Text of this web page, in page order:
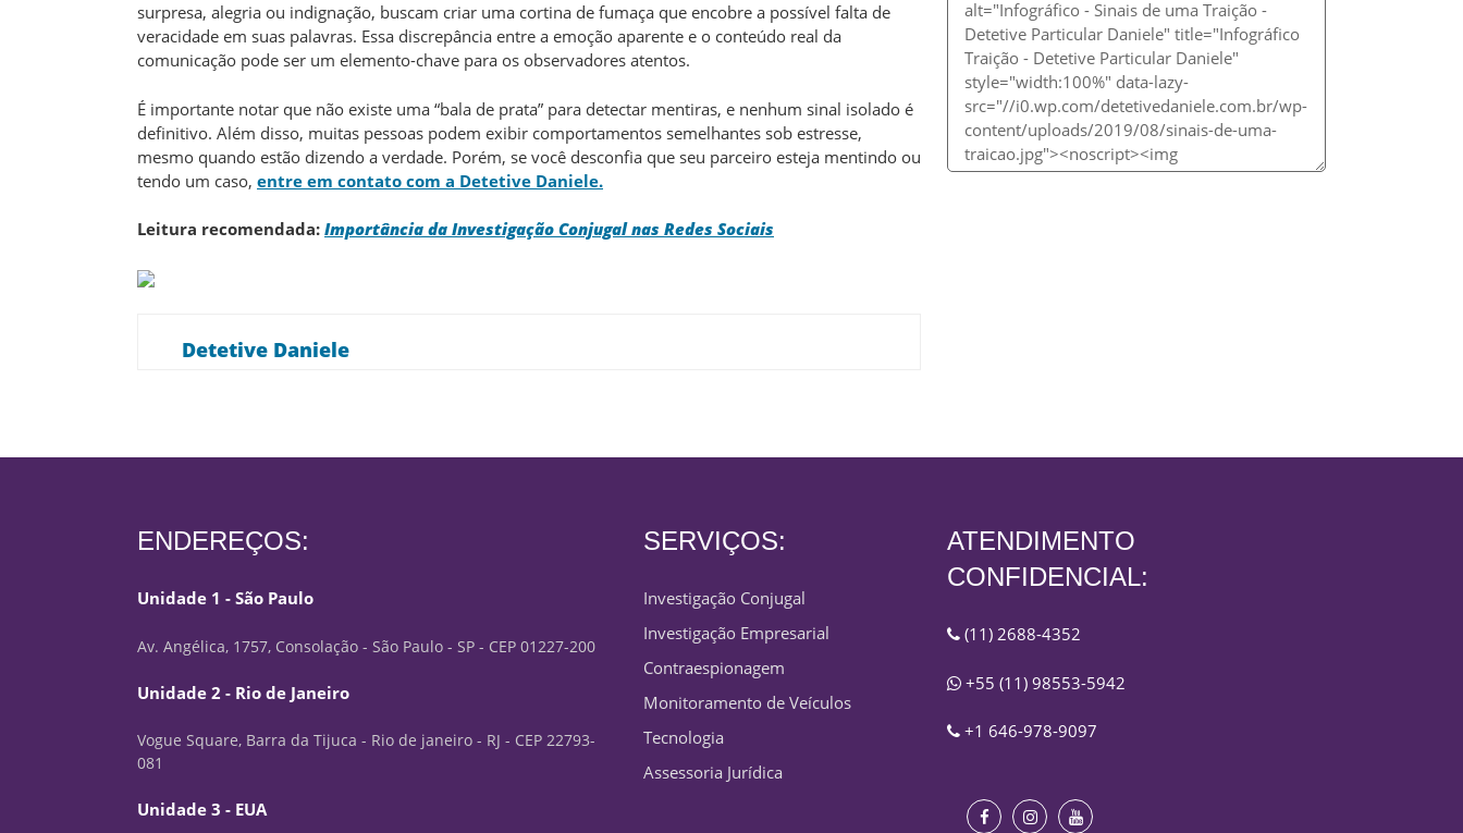
surpresa, alegria ou indignação, buscam criar uma cortina de fumaça que encobre a possível falta de
veracidade em suas palavras. Essa discrepância entre a emoção aparente e o conteúdo real da
comunicação pode ser um elemento-chave para os observadores atentos.
É importante notar que não existe uma “bala de prata” para detectar mentiras, e nenhum sinal isolado é
definitivo. Além disso, muitas pessoas podem exibir comportamentos semelhantes sob estresse,
mesmo quando estão dizendo a verdade. Porém, se você desconfia que seu parceiro esteja mentindo ou
tendo um caso, entre em contato com a Detetive Daniele.
Leitura recomendada: Importância da Investigação Conjugal nas Redes Sociais
Detetive Daniele
ENDEREÇOS:
Unidade 1 - São Paulo
Av. Angélica, 1757, Consolação - São Paulo - SP - CEP 01227-200
Unidade 2 - Rio de Janeiro
Vogue Square, Barra da Tijuca - Rio de janeiro - RJ - CEP 22793-
081
Unidade 3 - EUA
SERVIÇOS:
Investigação Conjugal
Investigação Empresarial
Contraespionagem
Monitoramento de Veículos
Tecnologia
Assessoria Jurídica
ATENDIMENTO
CONFIDENCIAL:
(11) 2688-4352
+55 (11) 98553-5942
+1 646-978-9097